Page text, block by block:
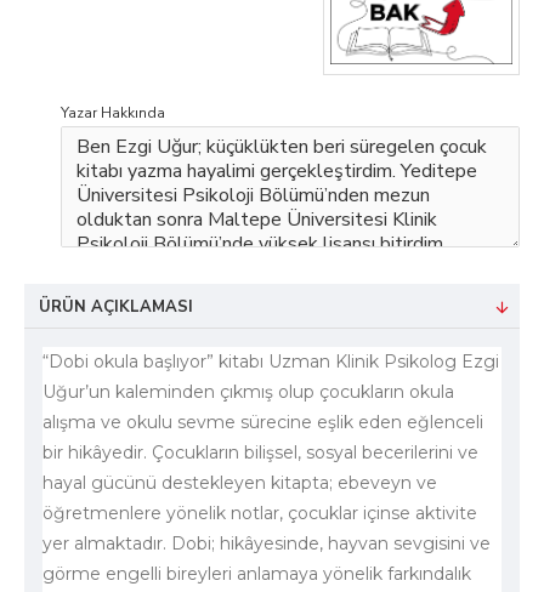
Yazar Hakkında
ÜRÜN AÇIKLAMASI
“Dobi okula başlıyor” kitabı Uzman Klinik Psikolog Ezgi
Uğur’un kaleminden çıkmış olup çocukların okula
alışma ve okulu sevme sürecine eşlik eden eğlenceli
bir hikâyedir. Çocukların bilişsel, sosyal becerilerini ve
hayal gücünü destekleyen kitapta; ebeveyn ve
öğretmenlere yönelik notlar, çocuklar içinse aktivite
yer almaktadır. Dobi; hikâyesinde, hayvan sevgisini ve
görme engelli bireyleri anlamaya yönelik farkındalık